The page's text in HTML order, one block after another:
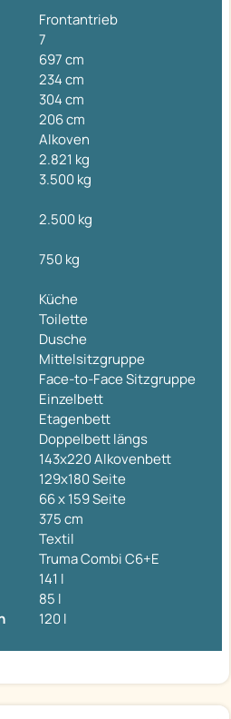
Frontantrieb
7
697 cm
234 cm
304 cm
206 cm
Alkoven
2.821 kg
3.500 kg
2.500 kg
750 kg
Küche
Toilette
Dusche
Mittelsitzgruppe
Face-to-Face Sitzgruppe
Einzelbett
Etagenbett
Doppelbett längs
143x220 Alkovenbett
129x180 Seite
66 x 159 Seite
375 cm
Textil
Truma Combi C6+E
141 l
85 l
120 l